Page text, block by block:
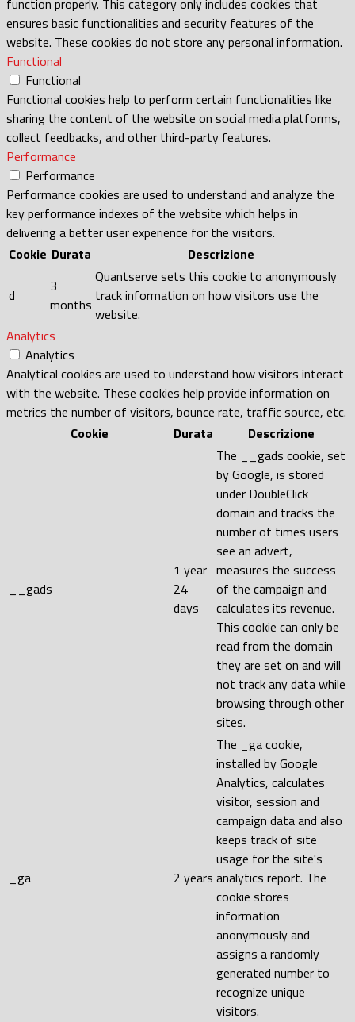
function properly. This category only includes cookies that
ensures basic functionalities and security features of the
website. These cookies do not store any personal information.
Functional
Functional
Functional cookies help to perform certain functionalities like
sharing the content of the website on social media platforms,
collect feedbacks, and other third-party features.
Performance
Performance
Performance cookies are used to understand and analyze the
key performance indexes of the website which helps in
delivering a better user experience for the visitors.
Cookie Durata Descrizione
d
3
months
Quantserve sets this cookie to anonymously
track information on how visitors use the
website.
Analytics
Analytics
Analytical cookies are used to understand how visitors interact
with the website. These cookies help provide information on
metrics the number of visitors, bounce rate, traffic source, etc.
Cookie
Durata Descrizione
__gads
1 year
24
days
The __gads cookie, set
by Google, is stored
under DoubleClick
domain and tracks the
number of times users
see an advert,
measures the success
of the campaign and
calculates its revenue.
This cookie can only be
read from the domain
they are set on and will
not track any data while
browsing through other
sites.
_ga 2 years
The _ga cookie,
installed by Google
Analytics, calculates
visitor, session and
campaign data and also
keeps track of site
usage for the site's
analytics report. The
cookie stores
information
anonymously and
assigns a randomly
generated number to
recognize unique
visitors.